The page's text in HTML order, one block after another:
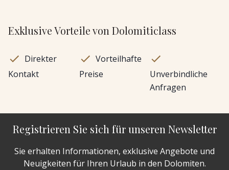
Exklusive Vorteile von Dolomiticlass
Direkter
Kontakt
Vorteilhafte
Preise
Unverbindliche
Anfragen
Registrieren Sie sich für unseren Newsletter
Sie erhalten Informationen, exklusive Angebote und
Neuigkeiten für Ihren Urlaub in den Dolomiten.